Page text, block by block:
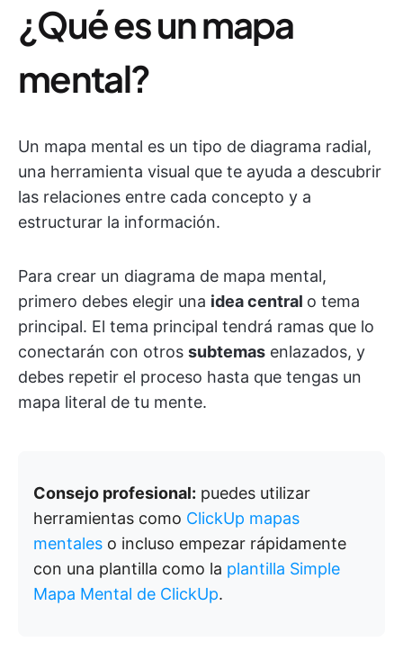
¿Qué es un mapa
mental?
Un mapa mental es un tipo de diagrama radial,
una herramienta visual que te ayuda a descubrir
las relaciones entre cada concepto y a
estructurar la información.
Para crear un diagrama de mapa mental,
primero debes elegir una idea central o tema
principal. El tema principal tendrá ramas que lo
conectarán con otros subtemas enlazados, y
debes repetir el proceso hasta que tengas un
mapa literal de tu mente.
Consejo profesional: puedes utilizar
herramientas como ClickUp mapas
mentales o incluso empezar rápidamente
con una plantilla como la plantilla Simple
Mapa Mental de ClickUp.